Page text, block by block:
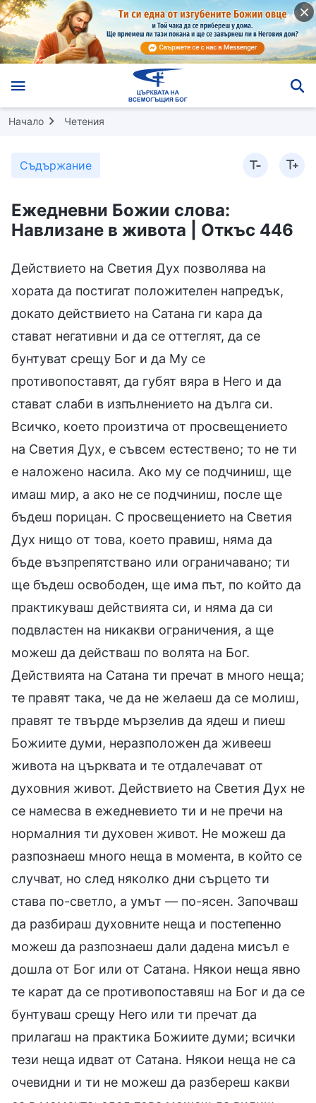
Начало Четения
Съдържание
Ежедневни Божии слова:
Навлизане в живота | Откъс 446
Действието на Светия Дух позволява на
хората да постигат положителен напредък,
докато действието на Сатана ги кара да
стават негативни и да се оттеглят, да се
бунтуват срещу Бог и да Му се
противопоставят, да губят вяра в Него и да
стават слаби в изпълнението на дълга си.
Всичко, което произтича от просвещението
на Светия Дух, е съвсем естествено; то не ти
е наложено насила. Ако му се подчиниш, ще
имаш мир, а ако не се подчиниш, после ще
бъдеш порицан. С просвещението на Светия
Дух нищо от това, което правиш, няма да
бъде възпрепятствано или ограничавано; ти
ще бъдеш освободен, ще има път, по който да
практикуваш действията си, и няма да си
подвластен на никакви ограничения, а ще
можеш да действаш по волята на Бог.
Действията на Сатана ти пречат в много неща;
те правят така, че да не желаеш да се молиш,
правят те твърде мързелив да ядеш и пиеш
Божиите думи, неразположен да живееш
живота на църквата и те отдалечават от
духовния живот. Действието на Светия Дух не
се намесва в ежедневието ти и не пречи на
нормалния ти духовен живот. Не можеш да
разпознаеш много неща в момента, в който се
случват, но след няколко дни сърцето ти
става по-светло, а умът — по-ясен. Започваш
да разбираш духовните неща и постепенно
можеш да разпознаеш дали дадена мисъл е
дошла от Бог или от Сатана. Някои неща явно
те карат да се противопоставяш на Бог и да се
бунтуваш срещу Него или ти пречат да
прилагаш на практика Божиите думи; всички
тези неща идват от Сатана. Някои неща не са
очевидни и ти не можеш да разбереш какви